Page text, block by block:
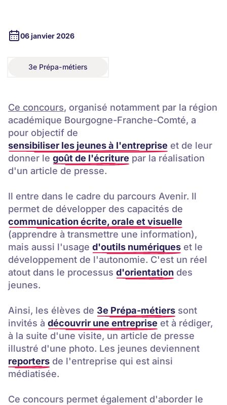
06 janvier 2026
3e Prépa-métiers
Ce concours, organisé notamment par la région
académique Bourgogne-Franche-Comté, a
pour objectif de
sensibiliser les jeunes à l'entreprise et de leur
donner le goût de l'écriture par la réalisation
d'un article de presse.
Il entre dans le cadre du parcours Avenir. Il
permet de développer des capacités de
communication écrite, orale et visuelle
(apprendre à transmettre une information),
mais aussi l'usage d'outils numériques et le
développement de l'autonomie. C'est un réel
atout dans le processus d'orientation des
jeunes.
Ainsi, les élèves de 3e Prépa-métiers sont
invités à découvrir une entreprise et à rédiger,
à la suite d'une visite, un article de presse
illustré d'une photo. Les jeunes deviennent
reporters de l'entreprise qui est ainsi
médiatisée.
Ce concours permet également d'aborder le